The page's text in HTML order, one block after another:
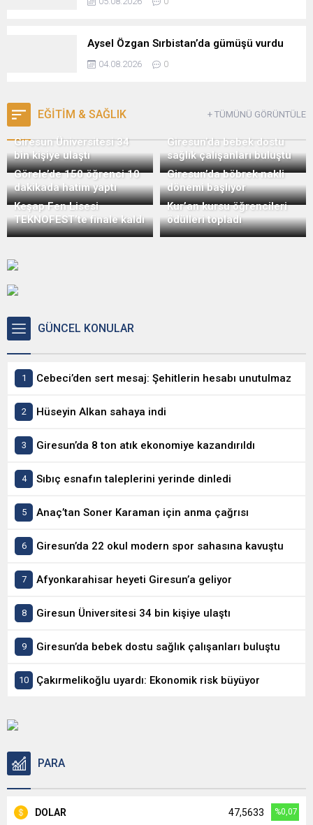
Aysel Özgan Sırbistan’da gümüşü vurdu
04.08.2026 0
EĞİTİM & SAĞLIK + TÜMÜNÜ GÖRÜNTÜLE
Giresun Üniversitesi 34
bin kişiye ulaştı
Giresun’da bebek dostu
sağlık çalışanları buluştu
Görele’de 150 öğrenci 10
dakikada hatim yaptı
Giresun’da böbrek nakli
dönemi başlıyor
Keşap Fen Lisesi
TEKNOFEST’te finale kaldı
Kur’an kursu öğrencileri
ödülleri topladı
GÜNCEL KONULAR
Cebeci’den sert mesaj: Şehitlerin hesabı unutulmaz
Hüseyin Alkan sahaya indi
Giresun’da 8 ton atık ekonomiye kazandırıldı
Sıbıç esnafın taleplerini yerinde dinledi
Anaç’tan Soner Karaman için anma çağrısı
Giresun’da 22 okul modern spor sahasına kavuştu
Afyonkarahisar heyeti Giresun’a geliyor
Giresun Üniversitesi 34 bin kişiye ulaştı
Giresun’da bebek dostu sağlık çalışanları buluştu
Çakırmelikoğlu uyardı: Ekonomik risk büyüyor
PARA
DOLAR 47,5633 %0,07